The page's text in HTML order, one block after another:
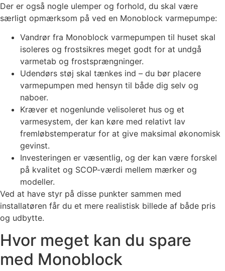
Der er også nogle ulemper og forhold, du skal være
særligt opmærksom på ved en Monoblock varmepumpe:
Vandrør fra Monoblock varmepumpen til huset skal
isoleres og frostsikres meget godt for at undgå
varmetab og frostsprængninger.
Udendørs støj skal tænkes ind – du bør placere
varmepumpen med hensyn til både dig selv og
naboer.
Kræver et nogenlunde velisoleret hus og et
varmesystem, der kan køre med relativt lav
fremløbstemperatur for at give maksimal økonomisk
gevinst.
Investeringen er væsentlig, og der kan være forskel
på kvalitet og SCOP-værdi mellem mærker og
modeller.
Ved at have styr på disse punkter sammen med
installatøren får du et mere realistisk billede af både pris
og udbytte.
Hvor meget kan du spare
med Monoblock